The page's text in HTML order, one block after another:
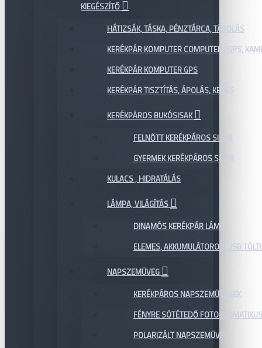
KIEGÉSZÍTŐ
HÁTIZSÁK, TÁSKA, PÉNZTÁRCA, TÁROLÁS
KERÉKPÁR KOMPUTER COMPUTER , GPS,
KERÉKPÁR KOMPUTER GPS
KERÉKPÁR TISZTÍTÁS, ÁPOLÁS, KENÉS
KERÉKPÁROS BUKÓSISAK
FELNŐTT KERÉKPÁROS SISAK
GYERMEK KERÉKPÁROS SISAK
KULACS , HIDRATÁLÁS
LÁMPA, VILÁGÍTÁS
DINAMÓS KERÉKPÁR LÁMPA
ELEMES, AKKUMULÁTOROS, USB
NAPSZEMÜVEG
KERÉKPÁROS NAPSZEMÜVEGEK
FÉNYRE SÖTÉTEDŐ
POLARIZÁLT NAPSZEMÜVEG